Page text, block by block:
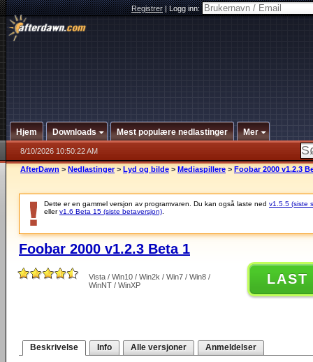
Registrer|Logg inn:
Hjem Downloads Mest populære nedlastinger Mer
8/10/2026 10:50:22 AM
AfterDawn > Nedlastinger > Lyd og bilde > Mediaspillere > Foobar 2000 v1.2.3
Dette er en gammel versjon av programvaren. Du kan også laste ned v1.5.5 (siste
ellerv1.6 Beta 15 (siste betaversjon)
Foobar 2000 v1.2.3 Beta 1
Vista / Win10 / Win2k / Win7 / Win8 /
WinNT / WinXP
LAST
Beskrivelse Info Alle versjoner Anmeldelser